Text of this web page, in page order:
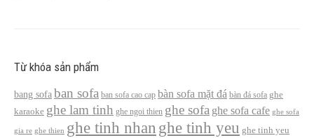
Từ khóa sản phẩm
bang sofaban sofa ban sofa cao cap bàn sofa mặt đá bàn đá sofa ghe
karaoke ghe lam tinh ghe ngoi thien ghe sofa ghe sofa cafe ghe sofa
gia re ghe thien ghe tinh nhanghe tinh yeu ghe tinh yeu